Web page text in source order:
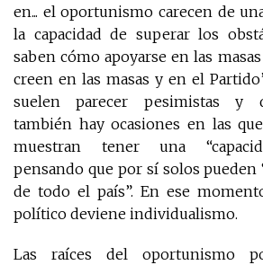
en... el oportunismo carecen de
la capacidad de superar los
saben cómo apoyarse en las
creen en las masas y en el
suelen parecer pesimistas y
también hay ocasiones en las
muestran tener una
pensando que por sí solos
de todo el país”. En ese
político deviene individualismo.
Las raíces del oportunismo